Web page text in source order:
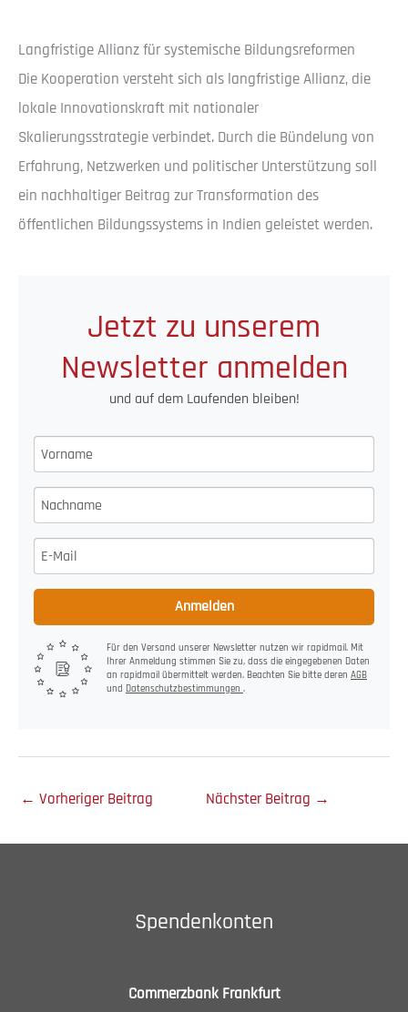
Langfristige Allianz für systemische Bildungsreformen
Die Kooperation versteht sich als langfristige Allianz, die
lokale Innovationskraft mit nationaler
Skalierungsstrategie verbindet. Durch die Bündelung von
Erfahrung, Netzwerken und politischer Unterstützung soll
ein nachhaltiger Beitrag zur Transformation des
öffentlichen Bildungssystems in Indien geleistet werden.
Jetzt zu unserem
Newsletter anmelden
und auf dem Laufenden bleiben!
Anmelden
Für den Versand unserer Newsletter nutzen wir rapidmail. Mit
Ihrer Anmeldung stimmen Sie zu, dass die eingegebenen Daten
an rapidmail übermittelt werden. Beachten Sie bitte deren AGB
und Datenschutzbestimmungen .
← Vorheriger Beitrag Nächster Beitrag →
Spendenkonten
Commerzbank Frankfurt